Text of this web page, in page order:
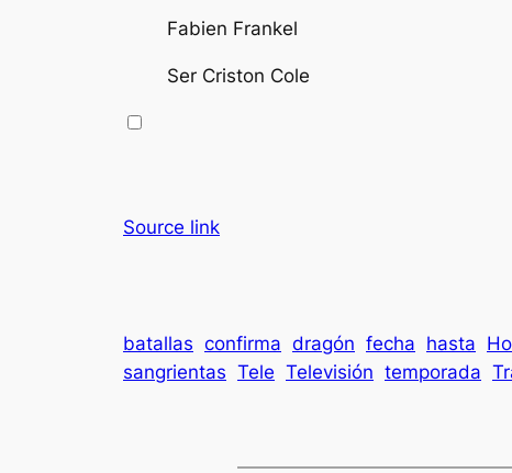
Fabien Frankel
Ser Criston Cole
Source link
batallas confirma dragón fecha hasta
sangrientas Tele Televisión temporada